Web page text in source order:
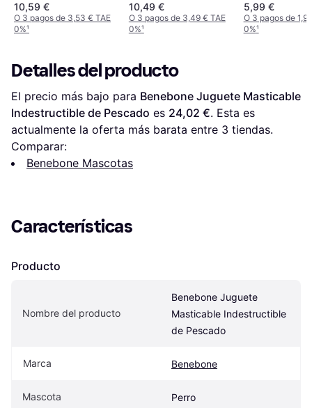
10,59 €
O 3 pagos de 3,53 € TAE
0%¹
10,49 €
O 3 pagos de 3,49 € TAE
0%¹
5,99 €
O 3 pagos de
0%¹
Detalles del producto
El precio más bajo para Benebone Juguete Masticable
Indestructible de Pescado es 24,02 €. Esta es
actualmente la oferta más barata entre 3 tiendas.
Comparar:
Benebone Mascotas
Características
Producto
Nombre del producto
Benebone Juguete
Masticable Indestructible
de Pescado
Marca Benebone
Mascota Perro